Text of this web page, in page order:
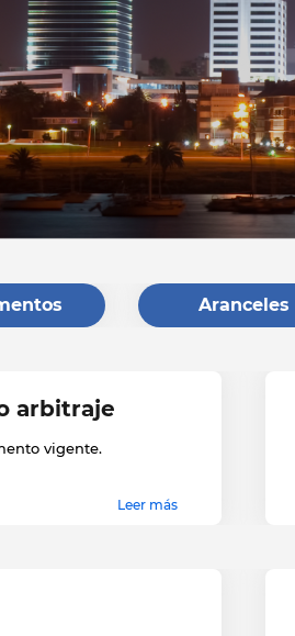
Aranceles
arbitraje
vigente.
Leer más